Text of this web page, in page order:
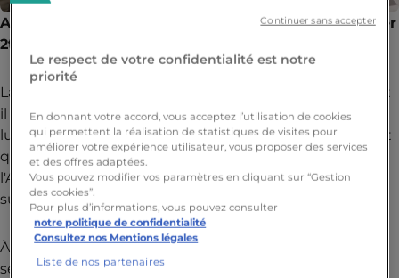
Agissons ensemble pour un avenir durable : L'Atelier
2tonnes sur tous les campus YNOV
La question du changement climatique est cruciale, et
il est impératif que chacun de nous prenne part à la
lutte pour protéger notre planète. C'est dans cet esprit
que nous sommes ravis d'annoncer le lancement de
l'Atelier 2tonnes, une initiative passionnante présente
sur l'ensemble des campus YNOV.
À travers l'Atelier 2tonnes, nous nous engageons à
sensibiliser nos étudiants à l'urgence climatique. Notre
Le respect de votre confidentialité est notre
priorité
En donnant votre accord, vous acceptez l’utilisation de cookies
qui permettent la réalisation de statistiques de visites pour
améliorer votre expérience utilisateur, vous proposer des services
et des offres adaptées.
Vous pouvez modifier vos paramètres en cliquant sur “Gestion
des cookies”.
Pour plus d’informations, vous pouvez consulter
notre politique de confidentialité
Consultez nos Mentions légales
Liste de nos partenaires
Continuer sans accepter